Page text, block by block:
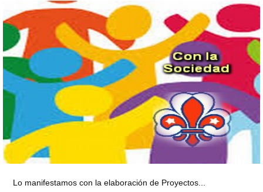
Lo manifestamos con la elaboración de Proyectos...